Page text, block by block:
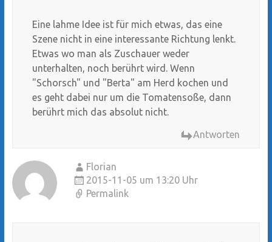
Eine lahme Idee ist für mich etwas, das eine
Szene nicht in eine interessante Richtung lenkt.
Etwas wo man als Zuschauer weder
unterhalten, noch berührt wird. Wenn
"Schorsch" und "Berta" am Herd kochen und
es geht dabei nur um die Tomatensoße, dann
berührt mich das absolut nicht.
Antworten
Florian
2015-11-05 um 13:20 Uhr
Permalink